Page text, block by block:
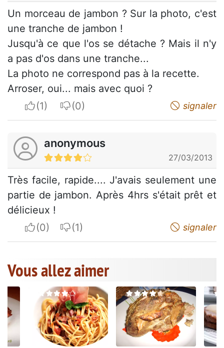
Un morceau de jambon ? Sur la photo, c'est
une tranche de jambon !
Jusqu'à ce que l'os se détache ? Mais il n'y
a pas d'os dans une tranche...
La photo ne correspond pas à la recette.
Arroser, oui... mais avec quoi ?
I apreciateI do not appreciate signaler
anonymous
27/03/2013
Très facile, rapide.... J'avais seulement une
partie de jambon. Après 4hrs s'était prêt et
délicieux !
I apreciateI do not appreciate signaler
Vous allez aimer